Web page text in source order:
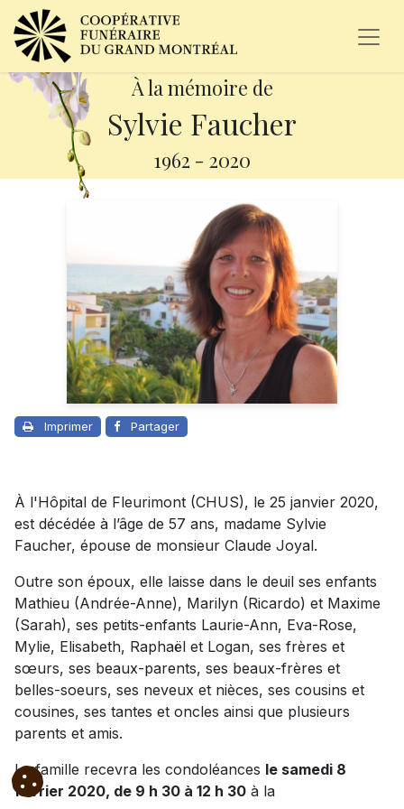
À la mémoire de
Sylvie Faucher
1962 - 2020
Imprimer Partager
À l'Hôpital de Fleurimont (CHUS), le 25 janvier 2020,
est décédée à l’âge de 57 ans, madame Sylvie
Faucher, épouse de monsieur Claude Joyal.
Outre son époux, elle laisse dans le deuil ses enfants
Mathieu (Andrée-Anne), Marilyn (Ricardo) et Maxime
(Sarah), ses petits-enfants Laurie-Ann, Eva-Rose,
Mylie, Elisabeth, Raphaël et Logan, ses frères et
sœurs, ses beaux-parents, ses beaux-frères et
belles-soeurs, ses neveux et nièces, ses cousins et
cousines, ses tantes et oncles ainsi que plusieurs
parents et amis.
La famille recevra les condoléances le samedi 8
février 2020, de 9 h 30 à 12 h 30 à la